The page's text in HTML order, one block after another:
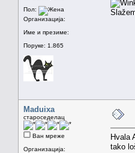
Пол:
Организација:
Име и презиме:
Поруке: 1.865
Maduixa
староседелац
Ван мреже
Организација:
Hvala
tako